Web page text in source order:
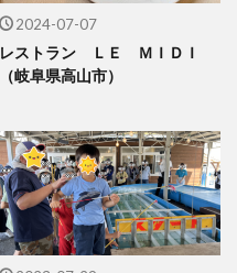
2024-07-07
レストラン ＬＥ ＭＩＤＩ
（岐阜県高山市）